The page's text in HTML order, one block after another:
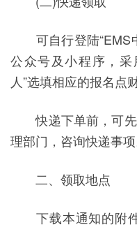
可自行登陆“EMS
公众号及小程序，
人”选填相应的报名点
快递下单前，可先
理部门，咨询快递事项
二、领取地点
下载本通知的附件